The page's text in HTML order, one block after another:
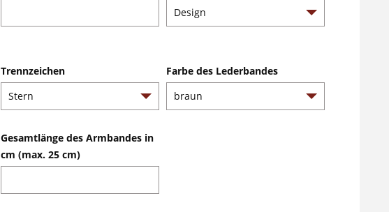
Trennzeichen Farbe des Lederbandes
Gesamtlänge des Armbandes in
cm (max. 25 cm)